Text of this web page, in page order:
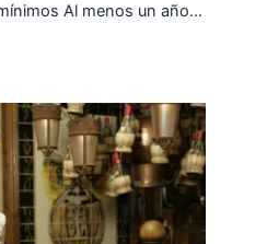
Al menos un año…